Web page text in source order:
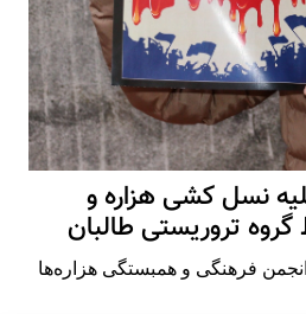
نسل کشی هزاره و
تروریستی طالبان
انجمن فرهنگی و همبستگی هزاره‌ها